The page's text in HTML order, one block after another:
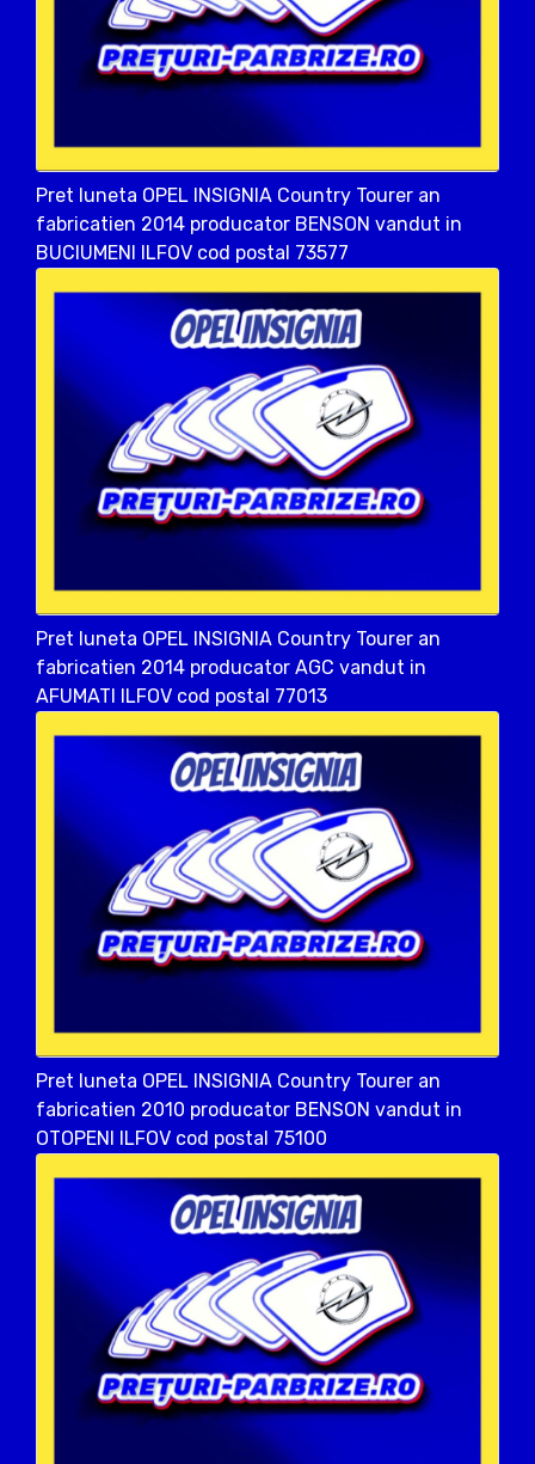
Pret luneta OPEL INSIGNIA Country Tourer an
fabricatien 2014 producator BENSON vandut in
BUCIUMENI ILFOV cod postal 73577
Pret luneta OPEL INSIGNIA Country Tourer an
fabricatien 2014 producator AGC vandut in
AFUMATI ILFOV cod postal 77013
Pret luneta OPEL INSIGNIA Country Tourer an
fabricatien 2010 producator BENSON vandut in
OTOPENI ILFOV cod postal 75100